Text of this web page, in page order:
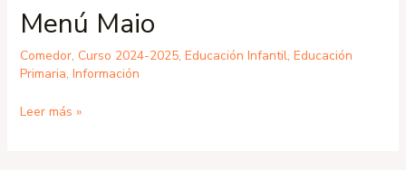
Menú Maio
Comedor, Curso 2024-2025, Educación Infantil, Educación
Primaria, Información
Leer más »